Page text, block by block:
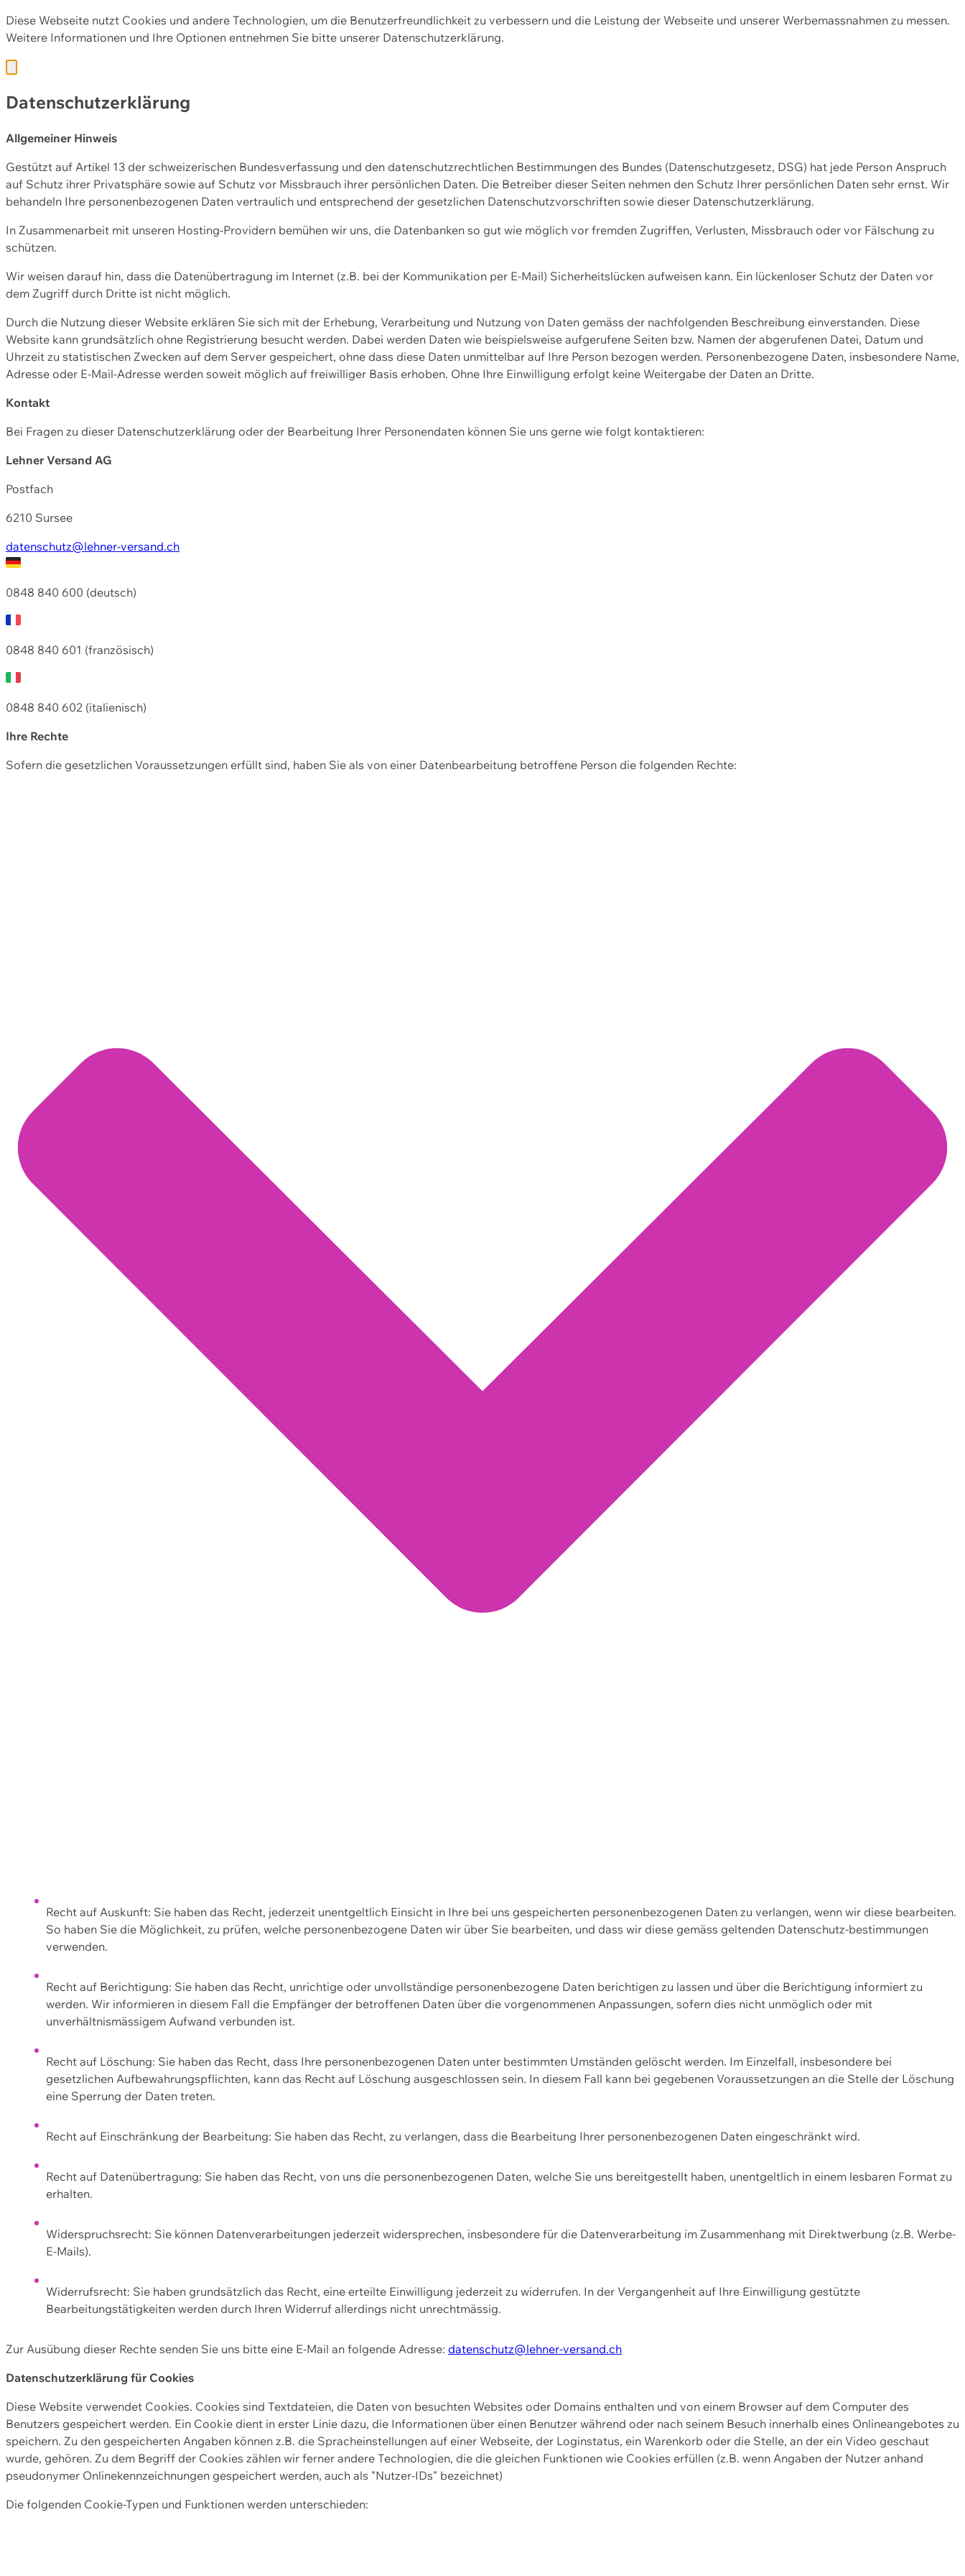
Diese Webseite nutzt Cookies und andere Technologien, um die Benutzerfreundlichkeit zu verbessern und die Leistung der Webseite und unserer Werbemassnahmen zu messen.
Weitere Informationen und Ihre Optionen entnehmen Sie bitte unserer Datenschutzerklärung.
Datenschutzerklärung
Allgemeiner Hinweis
Gestützt auf Artikel 13 der schweizerischen Bundesverfassung und den datenschutzrechtlichen Bestimmungen des Bundes (Datenschutzgesetz, DSG) hat jede Person Anspruch
auf Schutz ihrer Privatsphäre sowie auf Schutz vor Missbrauch ihrer persönlichen Daten. Die Betreiber dieser Seiten nehmen den Schutz Ihrer persönlichen Daten sehr ernst. Wir
behandeln Ihre personenbezogenen Daten vertraulich und entsprechend der gesetzlichen Datenschutzvorschriften sowie dieser Datenschutzerklärung.
In Zusammenarbeit mit unseren Hosting-Providern bemühen wir uns, die Datenbanken so gut wie möglich vor fremden Zugriffen, Verlusten, Missbrauch oder vor Fälschung zu
schützen.
Wir weisen darauf hin, dass die Datenübertragung im Internet (z.B. bei der Kommunikation per E-Mail) Sicherheitslücken aufweisen kann. Ein lückenloser Schutz der Daten vor
dem Zugriff durch Dritte ist nicht möglich.
Durch die Nutzung dieser Website erklären Sie sich mit der Erhebung, Verarbeitung und Nutzung von Daten gemäss der nachfolgenden Beschreibung einverstanden. Diese
Website kann grundsätzlich ohne Registrierung besucht werden. Dabei werden Daten wie beispielsweise aufgerufene Seiten bzw. Namen der abgerufenen Datei, Datum und
Uhrzeit zu statistischen Zwecken auf dem Server gespeichert, ohne dass diese Daten unmittelbar auf Ihre Person bezogen werden. Personenbezogene Daten, insbesondere Name,
Adresse oder E-Mail-Adresse werden soweit möglich auf freiwilliger Basis erhoben. Ohne Ihre Einwilligung erfolgt keine Weitergabe der Daten an Dritte.
Kontakt
Bei Fragen zu dieser Datenschutzerklärung oder der Bearbeitung Ihrer Personendaten können Sie uns gerne wie folgt kontaktieren:
Lehner Versand AG
Postfach
6210 Sursee
datenschutz@lehner-versand.ch
0848 840 600 (deutsch)
0848 840 601 (französisch)
0848 840 602 (italienisch)
Ihre Rechte
Sofern die gesetzlichen Voraussetzungen erfüllt sind, haben Sie als von einer Datenbearbeitung betroffene Person die folgenden Rechte:
Recht auf Auskunft: Sie haben das Recht, jederzeit unentgeltlich Einsicht in Ihre bei uns gespeicherten personenbezogenen Daten zu verlangen, wenn wir diese bearbeiten.
So haben Sie die Möglichkeit, zu prüfen, welche personenbezogene Daten wir über Sie bearbeiten, und dass wir diese gemäss geltenden Datenschutz-bestimmungen
verwenden.
Recht auf Berichtigung: Sie haben das Recht, unrichtige oder unvollständige personenbezogene Daten berichtigen zu lassen und über die Berichtigung informiert zu
werden. Wir informieren in diesem Fall die Empfänger der betroffenen Daten über die vorgenommenen Anpassungen, sofern dies nicht unmöglich oder mit
unverhältnismässigem Aufwand verbunden ist.
Recht auf Löschung: Sie haben das Recht, dass Ihre personenbezogenen Daten unter bestimmten Umständen gelöscht werden. Im Einzelfall, insbesondere bei
gesetzlichen Aufbewahrungspflichten, kann das Recht auf Löschung ausgeschlossen sein. In diesem Fall kann bei gegebenen Voraussetzungen an die Stelle der Löschung
eine Sperrung der Daten treten.
Recht auf Einschränkung der Bearbeitung: Sie haben das Recht, zu verlangen, dass die Bearbeitung Ihrer personenbezogenen Daten eingeschränkt wird.
Recht auf Datenübertragung: Sie haben das Recht, von uns die personenbezogenen Daten, welche Sie uns bereitgestellt haben, unentgeltlich in einem lesbaren Format zu
erhalten.
Widerspruchsrecht: Sie können Datenverarbeitungen jederzeit widersprechen, insbesondere für die Datenverarbeitung im Zusammenhang mit Direktwerbung (z.B. Werbe-
E-Mails).
Widerrufsrecht: Sie haben grundsätzlich das Recht, eine erteilte Einwilligung jederzeit zu widerrufen. In der Vergangenheit auf Ihre Einwilligung gestützte
Bearbeitungstätigkeiten werden durch Ihren Widerruf allerdings nicht unrechtmässig.
Zur Ausübung dieser Rechte senden Sie uns bitte eine E-Mail an folgende Adresse: datenschutz@lehner-versand.ch
Datenschutzerklärung für Cookies
Diese Website verwendet Cookies. Cookies sind Textdateien, die Daten von besuchten Websites oder Domains enthalten und von einem Browser auf dem Computer des
Benutzers gespeichert werden. Ein Cookie dient in erster Linie dazu, die Informationen über einen Benutzer während oder nach seinem Besuch innerhalb eines Onlineangebotes zu
speichern. Zu den gespeicherten Angaben können z.B. die Spracheinstellungen auf einer Webseite, der Loginstatus, ein Warenkorb oder die Stelle, an der ein Video geschaut
wurde, gehören. Zu dem Begriff der Cookies zählen wir ferner andere Technologien, die die gleichen Funktionen wie Cookies erfüllen (z.B. wenn Angaben der Nutzer anhand
pseudonymer Onlinekennzeichnungen gespeichert werden, auch als "Nutzer-IDs" bezeichnet)
Die folgenden Cookie-Typen und Funktionen werden unterschieden: